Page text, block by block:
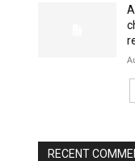
RECENT